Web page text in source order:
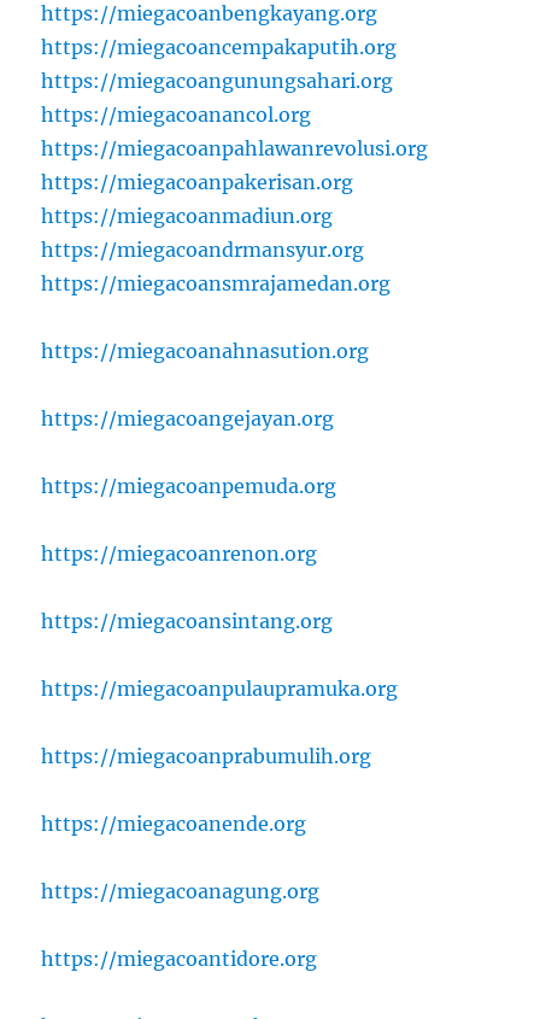
https://miegacoanbengkayang.org
https://miegacoancempakaputih.org
https://miegacoangunungsahari.org
https://miegacoanancol.org
https://miegacoanpahlawanrevolusi.org
https://miegacoanpakerisan.org
https://miegacoanmadiun.org
https://miegacoandrmansyur.org
https://miegacoansmrajamedan.org
https://miegacoanahnasution.org
https://miegacoangejayan.org
https://miegacoanpemuda.org
https://miegacoanrenon.org
https://miegacoansintang.org
https://miegacoanpulaupramuka.org
https://miegacoanprabumulih.org
https://miegacoanende.org
https://miegacoanagung.org
https://miegacoantidore.org